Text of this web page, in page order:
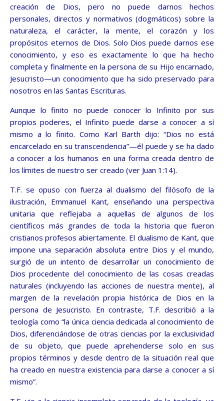
creación de Dios, pero no puede darnos hechos
personales, directos y normativos (dogmáticos) sobre la
naturaleza, el carácter, la mente, el corazón y los
propósitos eternos de Dios. Solo Dios puede darnos ese
conocimiento, y eso es exactamente lo que ha hecho
completa y finalmente en la persona de su Hijo encarnado,
Jesucristo—un conocimiento que ha sido preservado para
nosotros en las Santas Escrituras.
Aunque lo finito no puede conocer lo Infinito por sus
propios poderes, el Infinito puede darse a conocer a sí
mismo a lo finito. Como Karl Barth dijo: “Dios no está
encarcelado en su transcendencia”—él puede y se ha dado
a conocer a los humanos en una forma creada dentro de
los límites de nuestro ser creado (ver Juan 1:14).
T.F. se opuso con fuerza al dualismo del filósofo de la
ilustración, Emmanuel Kant, enseñando una perspectiva
unitaria que reflejaba a aquellas de algunos de los
científicos más grandes de toda la historia que fueron
cristianos profesos abiertamente. El dualismo de Kant, que
impone una separación absoluta entre Dios y el mundo,
surgió de un intento de desarrollar un conocimiento de
Dios procedente del conocimiento de las cosas creadas
naturales (incluyendo las acciones de nuestra mente), al
margen de la revelación propia histórica de Dios en la
persona de Jesucristo. En contraste, T.F. describió a la
teología como “la única ciencia dedicada al conocimiento de
Dios, diferenciándose de otras ciencias por la exclusividad
de su objeto, que puede aprehenderse solo en sus
propios términos y desde dentro de la situación real que
ha creado en nuestra existencia para darse a conocer a sí
mismo”.